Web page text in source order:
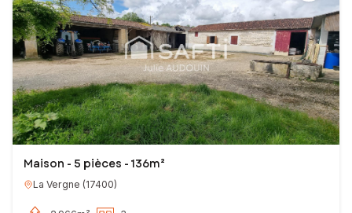
Maison - 5 pièces - 136m²
La Vergne (17400)